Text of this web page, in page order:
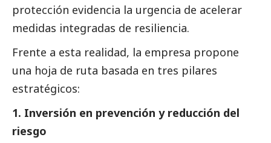
protección evidencia la urgencia de acelerar
medidas integradas de resiliencia.
Frente a esta realidad, la empresa propone
una hoja de ruta basada en tres pilares
estratégicos:
1. Inversión en prevención y reducción del
riesgo